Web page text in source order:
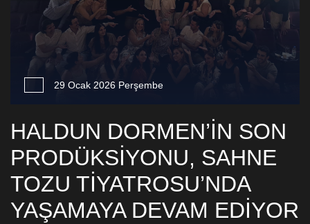
29 Ocak 2026 Perşembe
HALDUN DORMEN’İN SON
PRODÜKSİYONU, SAHNE
TOZU TİYATROSU’NDA
YAŞAMAYA DEVAM EDİYOR